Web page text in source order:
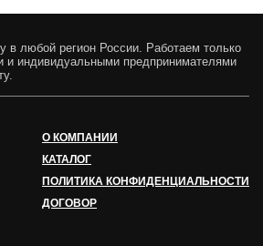
в любой регион России. Работаем только
и индивидуальными предпринимателями
О КОМПАНИИ
КАТАЛОГ
ПОЛИТИКА КОНФИДЕНЦИАЛЬНОСТИ
ДОГОВОР